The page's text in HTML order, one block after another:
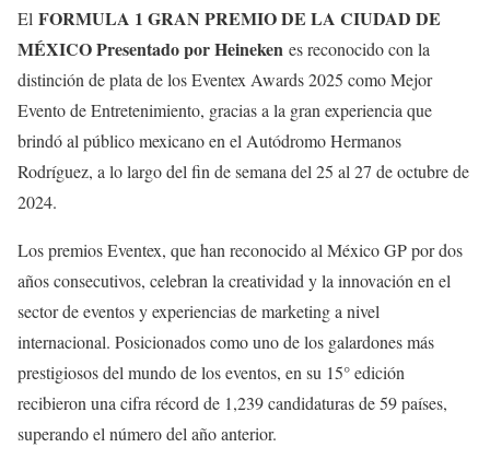
El FORMULA 1 GRAN PREMIO DE LA CIUDAD DE
MÉXICO Presentado por Heineken es reconocido con la
distinción de plata de los Eventex Awards 2025 como Mejor
Evento de Entretenimiento, gracias a la gran experiencia que
brindó al público mexicano en el Autódromo Hermanos
Rodríguez, a lo largo del fin de semana del 25 al 27 de octubre de
2024.
Los premios Eventex, que han reconocido al México GP por dos
años consecutivos, celebran la creatividad y la innovación en el
sector de eventos y experiencias de marketing a nivel
internacional. Posicionados como uno de los galardones más
prestigiosos del mundo de los eventos, en su 15° edición
recibieron una cifra récord de 1,239 candidaturas de 59 países,
superando el número del año anterior.